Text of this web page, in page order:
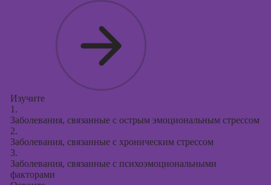
Изучите
1.
Заболевания, связанные с острым эмоциональным стрессом
2.
Заболевания, связанные с хроническим стрессом
3.
Заболевания, связанные с психоэмоциональными
факторами